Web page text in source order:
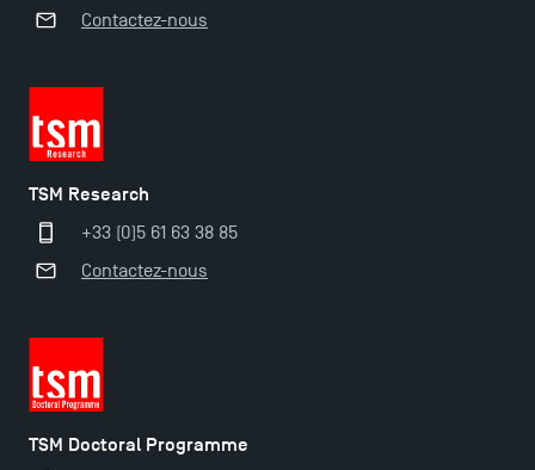
Contactez-nous
TSM Research
+33 (0)5 61 63 38 85
Contactez-nous
TSM Doctoral Programme